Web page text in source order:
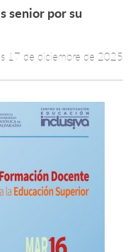
Leer más +
senior por su
17 de diciembre de 2025